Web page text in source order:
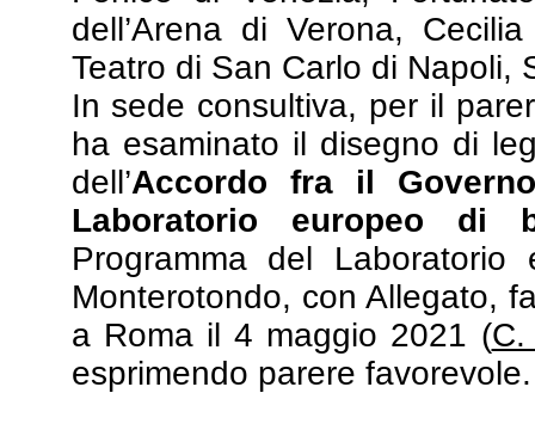
dell’Arena di Verona,
Teatro di San Carlo di Napoli,
In sede consultiva, per il
ha esaminato il disegno di
dell’Accordo fra il
Laboratorio europeo di
Programma del
Monterotondo, con Allegato,
a Roma il 4 maggio 2021 (C.
esprimendo parere favorevole.